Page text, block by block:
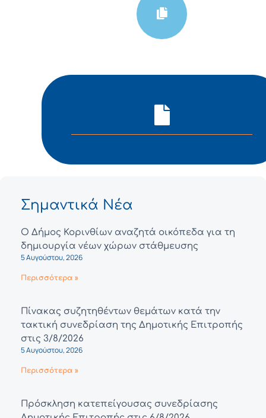
Σημαντικά Νέα
Ο Δήμος Κορινθίων αναζητά οικόπεδα για τη
δημιουργία νέων χώρων στάθμευσης
5 Αυγούστου, 2026
Περισσότερα »
Πίνακας συζητηθέντων θεμάτων κατά την
τακτική συνεδρίαση της Δημοτικής Επιτροπής
στις 3/8/2026
5 Αυγούστου, 2026
Περισσότερα »
Πρόσκληση κατεπείγουσας συνεδρίασης